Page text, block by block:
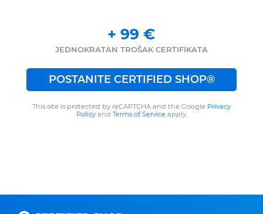
+ 99 €
JEDNOKRATAN TROŠAK CERTIFIKATA
POSTANITE CERTIFIED SHOP®
This site is protected by reCAPTCHA and the Google Privacy
Policyand Terms of Serviceapply.